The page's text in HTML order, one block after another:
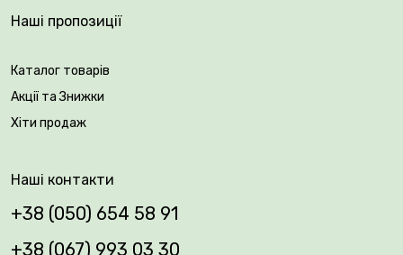
Наші пропозиції
Каталог товарів
Акції та Знижки
Хіти продаж
Наші контакти
+38 (050) 654 58 91
+38 (067) 993 03 30